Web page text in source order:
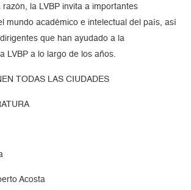
la LVBP invita a importantes
mundo académico e intelectual del país, así
que han ayudado a la
LVBP a lo largo de los años.
TODAS LAS CIUDADES
Acosta